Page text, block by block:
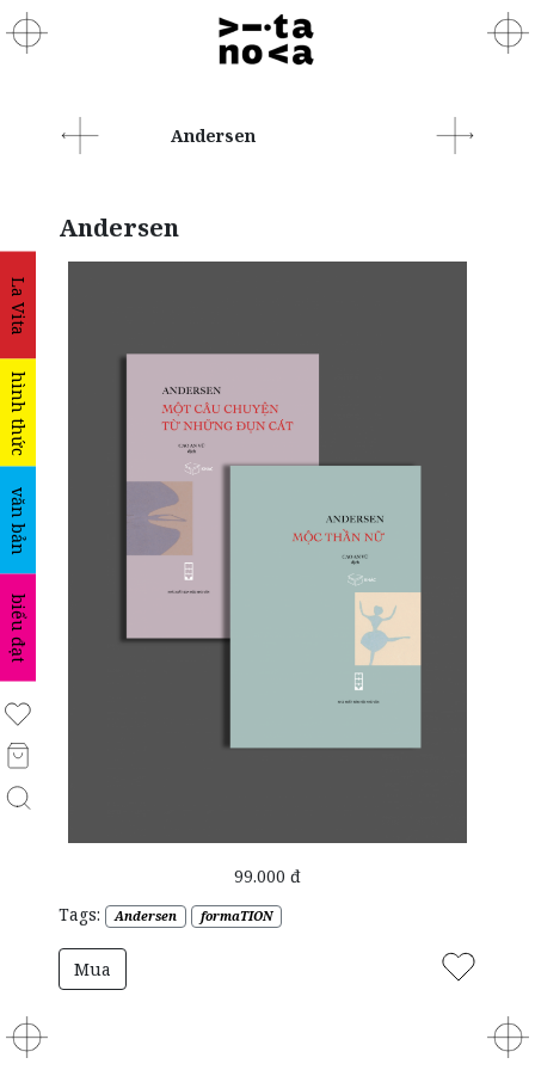
La Vita
hình thức
văn bản
biểu đạt
Andersen
Andersen
99.000 đ
Tags: Andersen formaTION
Mua